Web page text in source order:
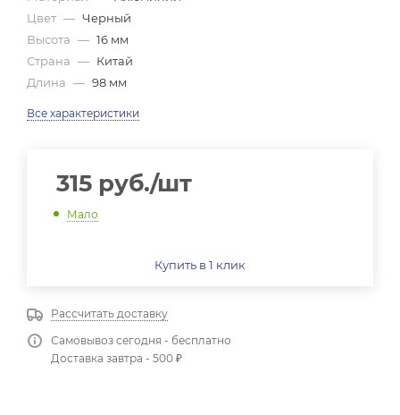
Цвет — Черный
Высота — 16 мм
Страна — Китай
Длина — 98 мм
Все характеристики
315 руб./шт
Мало
Купить в 1 клик
Рассчитать доставку
Самовывоз сегодня - бесплатно
Доставка завтра - 500 ₽